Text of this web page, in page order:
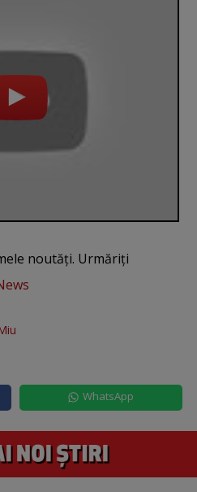
noutăți. Urmăriți
WhatsApp